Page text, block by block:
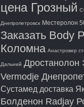
цена Грозный
Днепропетровск Местеролон
Заказать Body
Коломна Анастровер
Дальний Дростанолон
Vermodje
Сустамед доставка
Болденон Radjay